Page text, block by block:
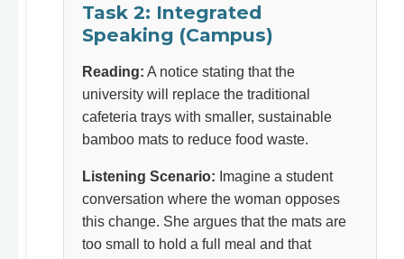
Task 2: Integrated
Speaking (Campus)
Reading: A notice stating that the
university will replace the traditional
cafeteria trays with smaller, sustainable
bamboo mats to reduce food waste.
Listening Scenario: Imagine a student
conversation where the woman opposes
this change. She argues that the mats are
too small to hold a full meal and that